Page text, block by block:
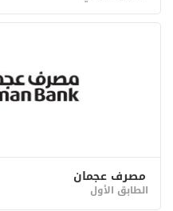
مصرف عجمان
الطابق الأول